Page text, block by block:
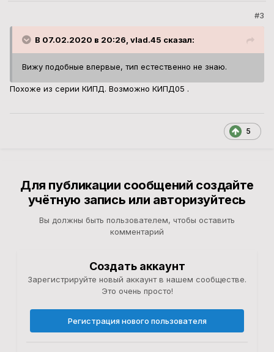
#3
В 07.02.2020 в 20:26, vlad.45 сказал:
Вижу подобные впервые, тип естественно не знаю.
Похоже из серии КИПД. Возможно КИПД05 .
5
Для публикации сообщений создайте
учётную запись или авторизуйтесь
Вы должны быть пользователем, чтобы оставить
комментарий
Создать аккаунт
Зарегистрируйте новый аккаунт в нашем сообществе.
Это очень просто!
Регистрация нового пользователя